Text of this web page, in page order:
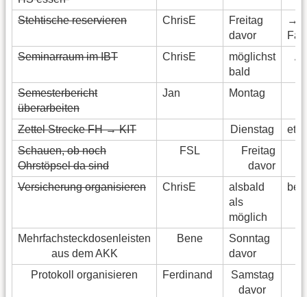
Stehtische reservieren ChrisE
Freitag
davor
→
Seminarraum im IBT
ChrisE
möglichst
bald
Semesterbericht
überarbeiten
Jan Montag
Zettel Strecke FH → KIT Dienstag
Schauen, ob noch
Ohrstöpsel da sind
FSL
Freitag
davor
Versicherung organisieren
ChrisE
alsbald
als
möglich
bei
Mehrfachsteckdosenleisten
aus dem AKK
Bene
Sonntag
davor
Protokoll organisieren
Ferdinand
Samstag
davor